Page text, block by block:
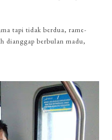
tapi tidak berdua, rame-
dianggap berbulan madu,